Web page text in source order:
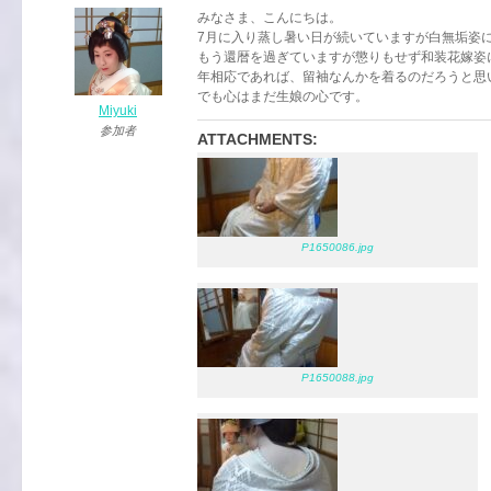
Miyuki
参加者
みなさま、こんにちは。
7月に入り蒸し暑い日が続いていますが白無垢姿
もう還暦を過ぎていますが懲りもせず和装花嫁姿
年相応であれば、留袖なんかを着るのだろうと思
でも心はまだ生娘の心です。
ATTACHMENTS:
P1650086.jpg
P1650088.jpg